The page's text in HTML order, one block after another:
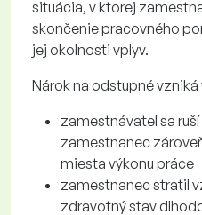
situácia, v ktorej
skončenie pracovného
jej okolnosti vplyv.
Nárok na odstupné
zamestnávateľ sa
zamestnanec
miesta výkonu práce
zamestnanec stratil
zdravotný stav